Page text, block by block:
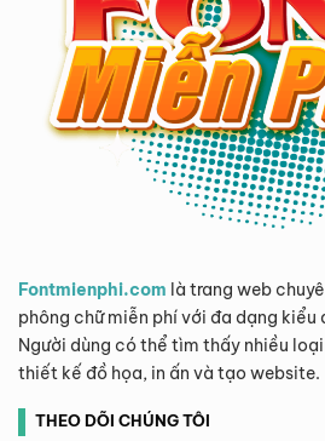
Fontmienphi.com là trang web
phông chữ miễn phí với đa dạng kiểu
Người dùng có thể tìm thấy nhiều
thiết kế đồ họa, in ấn và tạo website.
THEO DÕI CHÚNG TÔI